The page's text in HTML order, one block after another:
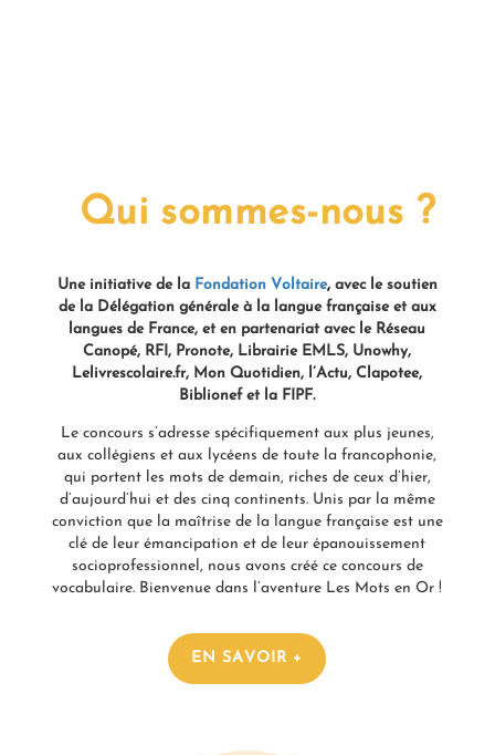
Qui sommes-nous ?
Une initiative de la Fondation Voltaire,avec le soutien
de la Délégation générale à la langue française et aux
langues de France, et en partenariat avec le Réseau
Canopé, RFI, Pronote, Librairie EMLS, Unowhy,
Lelivrescolaire.fr, Mon Quotidien, l’Actu, Clapotee,
Biblionef et la FIPF.
Le concours s’adresse spécifiquement aux plus jeunes,
aux collégiens et aux lycéens de toute la francophonie,
qui portent les mots de demain, riches de ceux d’hier,
d’aujourd’hui et des cinq continents. Unis par la même
conviction que la maîtrise de la langue française est une
clé de leur émancipation et de leur épanouissement
socioprofessionnel, nous avons créé ce concours de
vocabulaire. Bienvenue dans l’aventure Les Mots en Or !
EN SAVOIR +